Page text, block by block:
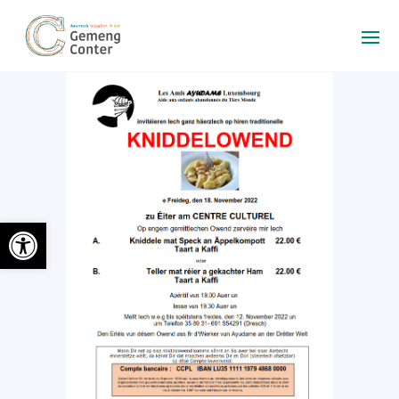
Ouvrir la barre d’outils